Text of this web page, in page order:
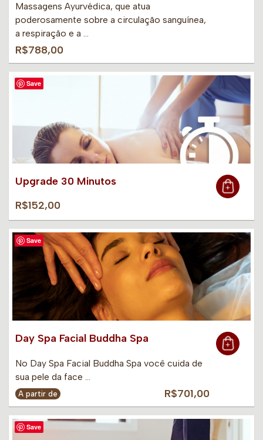
Massagens Ayurvédica, que atua
poderosamente sobre a circulação sanguínea,
a respiração e a …
R$788,00
Save
Upgrade 30 Minutos
R$152,00
Save
Day Spa Facial Buddha Spa
No Day Spa Facial Buddha Spa você cuida de
sua pele da face …
A partir de R$701,00
Save